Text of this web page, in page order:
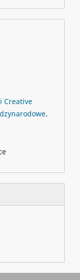
Creative
.